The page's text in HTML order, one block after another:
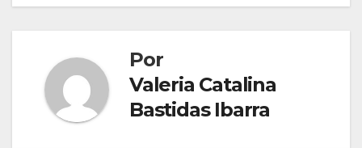
Por
Valeria Catalina
Bastidas Ibarra